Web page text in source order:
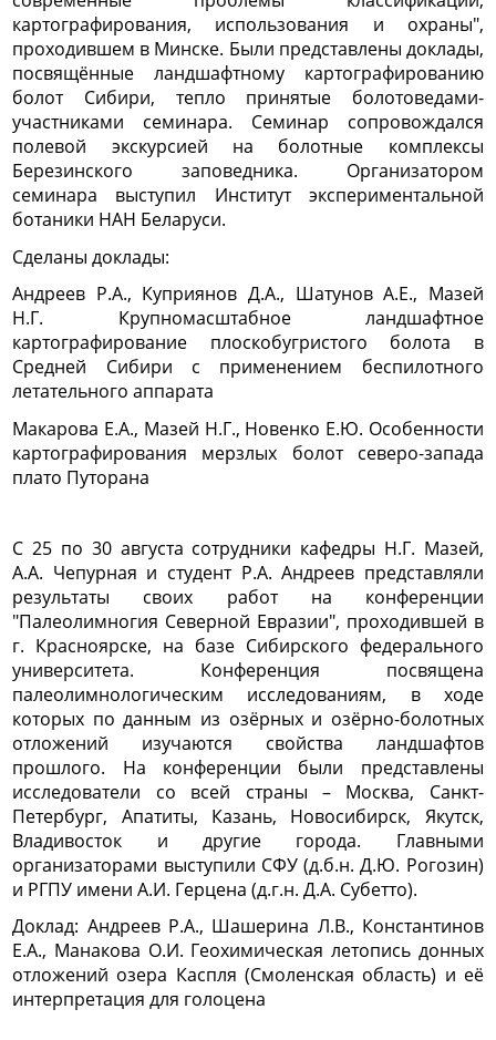
картографирования, использования и охраны",
проходившем в Минске. Были представлены доклады,
посвящённые ландшафтному картографированию
болот Сибири, тепло принятые болотоведами-
участниками семинара. Семинар сопровождался
полевой экскурсией на болотные комплексы
Березинского заповедника. Организатором
семинара выступил Институт экспериментальной
ботаники НАН Беларуси.
Сделаны доклады:
Андреев Р.А., Куприянов Д.А., Шатунов А.Е., Мазей
Н.Г. Крупномасштабное ландшафтное
картографирование плоскобугристого болота в
Средней Сибири с применением беспилотного
летательного аппарата
Макарова Е.А., Мазей Н.Г., Новенко Е.Ю. Особенности
картографирования мерзлых болот северо-запада
плато Путорана
С 25 по 30 августа сотрудники кафедры Н.Г. Мазей,
А.А. Чепурная и студент Р.А. Андреев представляли
результаты своих работ на конференции
"Палеолимногия Северной Евразии", проходившей в
г. Красноярске, на базе Сибирского федерального
университета.
Конференция посвящена
палеолимнологическим исследованиям, в ходе
которых по данным из озёрных и озёрно-болотных
отложений изучаются свойства ландшафтов
прошлого. На конференции были представлены
исследователи со всей страны – Москва, Санкт-
Петербург, Апатиты, Казань, Новосибирск, Якутск,
Владивосток и другие города. Главными
организаторами выступили СФУ (д.б.н. Д.Ю. Рогозин)
и РГПУ имени А.И. Герцена (д.г.н. Д.А. Субетто).
Доклад: Андреев Р.А., Шашерина Л.В., Константинов
Е.А., Манакова О.И. Геохимическая летопись донных
отложений озера Каспля (Смоленская область) и её
интерпретация для голоцена